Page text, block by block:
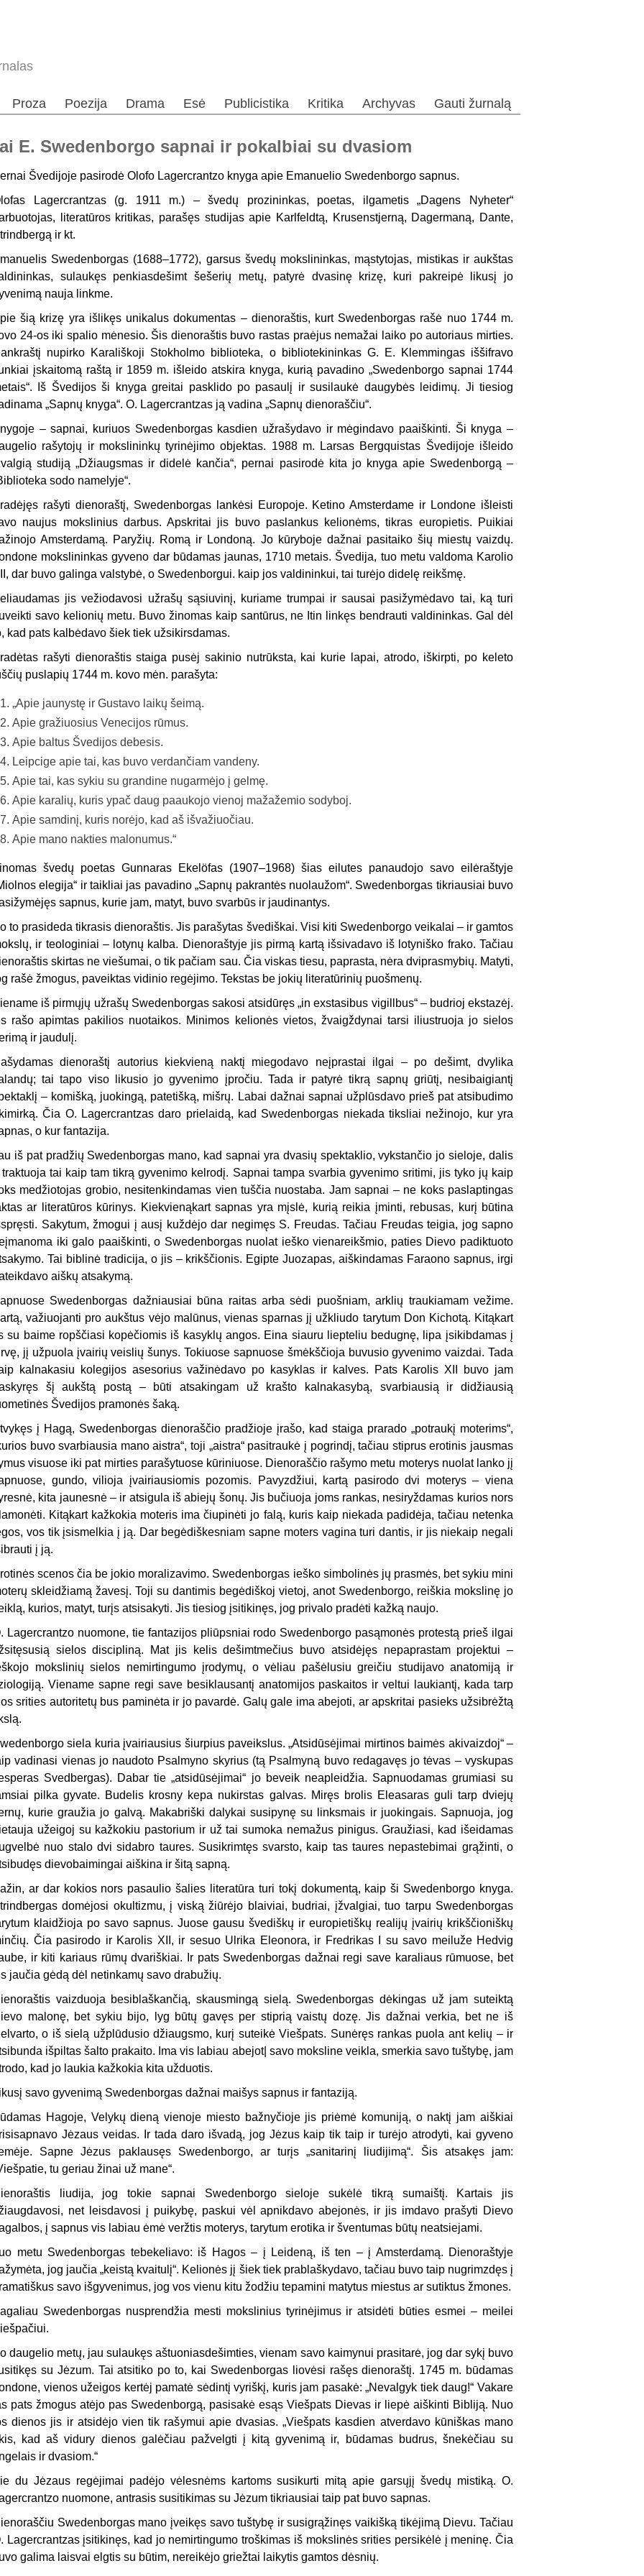
Proza Poezija Drama Esė Publicistika Kritika Archyvas Gauti žurnalą
E. Swedenborgo sapnai ir pokalbiai su dvasiom
Švedijoje pasirodė Ol ofo Lagercrantzo knyga apie Emanuelio Swedenborgo sapnus.
ofas Lagercrantzas (g. 1911 m.) – švedų prozininkas, poetas, ilga­metis „Dagens Nyheter“
literatūros kritikas, parašęs studijas apie Karlfeldtą, Krusenstjerną, Dagermaną, Dante,
ir kt.
Swedenborgas (1688–1772), garsus švedų mokslininkas, mąstytojas, mistikas ir aukštas
sulaukęs penkiasdešimt šešerių metų, patyrė dvasinę krizę, kuri pakreipė likusį jo
nauja linkme.
šią krizę yra išlikęs unikalus dokumentas – dienoraštis, kurt Swedenborgas rašė nuo 1744 m.
24-os iki spalio mėnesio. Šis dienoraštis buvo rastas praėjus nemažai laiko po autoriaus mirties.
nupir­ko Karališkoji Stokholmo biblioteka, o bibliotekininkas G. E. Klemmingas iššifravo
įskaitomą raštą ir 1859 m. išleido atskira knyga, kurią pavadino „Swedenborgo sapnai 1744
Iš Švedijos ši knyga greitai pasklido po pasaulį ir susilaukė daugybės leidimų. Ji tiesiog
„Sapnų knyga“. O. Lagercrantzas ją vadina „Sapnų dienoraščiu“.
– sapnai, kuriuos Swedenborgas kasdien užrašydavo ir mė­gindavo paaiškinti. Ši knyga –
rašytojų ir mokslininkų tyrinėjimo objektas. 1988 m. Larsas Bergquistas Švedijoje išleido
studiją „Džiaugsmas ir didelė kančia“, pernai pasirodė kita jo knyga apie Swedenborgą –
sodo namelyje“.
rašyti dienoraštį, Swedenborgas lankėsi Europoje. Ketino Amsterdame ir Londone išleisti
naujus mokslinius darbus. Apskritai jis buvo paslankus kelionėms, tikras europietis. Puikiai
Amsterdamą. Paryžių. Romą ir Londoną. Jo kūryboje dažnai pasitaiko šių miestų vaizdų.
mokslininkas gyveno dar būdamas jaunas, 1710 metais. Švedija, tuo metu valdoma Karolio
dar buvo galinga valstybė, o Swedenborgui. kaip jos valdininkui, tai turėjo didelę reikšmę.
jis vežiodavosi užrašų sąsiuvinį, kuriame trumpai ir sausai pasižymėdavo tai, ką turi
savo kelionių metu. Buvo žinomas kaip santūrus, ne Itin linkęs bendrauti valdininkas. Gal dėl
kad pats kalbėdavo šiek tiek užsikirsdamas.
rašyti dienoraštis staiga pusėj sakinio nutrūksta, kai kurie lapai, atrodo, iškirpti, po keleto
puslapių 1744 m. kovo mėn. parašyta:
„Apie jaunystę ir Gustavo laikų šeimą.
Apie gražiuosius Venecijos rūmus.
Apie baltus Švedijos debesis.
Leipcige apie tai, kas buvo verdančiam vandeny.
Apie tai, kas sykiu su grandine nugarmėjo į gelmę.
Apie karalių, kuris ypač daug paaukojo vienoj mažažemio sody­boj.
Apie samdinį, kuris norėjo, kad aš išvažiuočiau.
Apie mano nakties malonumus.“
švedų poetas Gunnaras Ekelöfas (1907–1968) šias eilutes panaudojo savo eilėraštyje
elegija“ ir taikliai jas pavadino „Sapnų pakrantės nuolaužom“. Swedenborgas tikriausiai buvo
sapnus, kurie jam, matyt, buvo svarbūs ir jaudinantys.
to prasideda tikrasis dienoraštis. Jis parašytas švediškai. Visi ki­ti Swedenborgo veikalai – ir gamtos
ir teologiniai – lotynų kalba. Dienoraštyje jis pirmą kartą išsivadavo iš lotyniško frako. Tačiau
skirtas ne viešumai, o tik pačiam sau. Čia viskas tiesu, paprasta, nėra dviprasmybių. Matyti,
rašė žmogus, paveiktas vidinio regėjimo. Tekstas be jokių literatūrinių puošmenų.
iš pirmųjų užrašų Swedenborgas sakosi atsidūręs „in exstasibus vigillbus“ – budrioj ekstazėj.
rašo apimtas pakilios nuotaikos. Minimos kelionės vietos, žvaigždynai tarsi iliustruoja jo sielos
ir jaudulį.
dienoraštį autorius kiekvieną naktį miegodavo neįpras­tai ilgai – po dešimt, dvylika
tai tapo viso likusio jo gyvenimo įpročiu. Tada ir patyrė tikrą sapnų griūtį, nesibaigiantį
– ko­mišką, juokingą, patetišką, mišrų. Labai dažnai sapnai užplūsdavo prieš pat atsibudimo
Čia O. Lagercrantzas daro prielaidą, kad Swedenborgas niekada tiksliai nežinojo, kur yra
o kur fantazija.
iš pat pradžių Swedenborgas mano, kad sapnai yra dvasių spektaklio, vykstančio jo sieloje, dalis
traktuoja tai kaip tam tikrą gy­venimo kelrodį. Sapnai tampa svarbia gyvenimo sritimi, jis tyko jų kaip
medžiotojas grobio, nesitenkindamas vien tuščia nuostaba. Jam sap­nai – ne koks paslaptingas
ar literatūros kūrinys. Kiekvienąkart sapnas yra mįslė, kurią reikia įminti, rebusas, kurį būtina
Sa­kytum, žmogui į ausį kuždėjo dar negimęs S. Freudas. Tačiau Freudas teigia, jog sapno
iki galo paaiškinti, o Swedenborgas nuolat ieško vienareikšmio, paties Dievo padiktuoto
Tai biblinė tra­dicija, o jis – krikščionis. Egipte Juozapas, aiškindamas Faraono sapnus, irgi
aiškų atsakymą.
Swedenborgas dažniausiai būna raitas arba sėdi puoš­niam, arklių traukiamam vežime.
važiuojanti pro aukštus vėjo malūnus, vienas sparnas jį užkliudo tarytum Don Kichotą. Kitąkart
su baime ropščiasi kopėčiomis iš kasyklų angos. Eina siauru liepteliu bedugnę, lipa įsikibdamas į
jį užpuola įvairių veislių šunys. Tokiuo­se sapnuose šmėkščioja buvusio gyvenimo vaizdai. Tada
kalnakasiu kolegijos asesorius važinėdavo po kasyklas ir kalves. Pats Karolis XII buvo jam
šį aukštą postą – būti atsakingam už krašto kalnakasybą, svarbiausią ir didžiausią
Švedijos pramonės šaką.
į Hagą, Swedenborgas dienoraščio pradžioje įrašo, kad staiga prarado „potraukį moterims“,
buvo svarbiausia mano aistra“, toji „aistra“ pasitraukė į pogrindį, tačiau stiprus erotinis jausmas
visuose iki pat mirties parašytuose kūriniuose. Dienoraščio rašymo me­tu moterys nuolat lanko jį
gundo, vilioja įvairiausiomis pozomis. Pavyzdžiui, kartą pasirodo dvi moterys – viena
kita jau­nesnė – ir atsigula iš abiejų šonų. Jis bučiuoja joms rankas, nesiryždamas kurios nors
Kitąkart kažkokia moteris ima čiupinėti jo falą, kuris kaip niekada padidėja, tačiau netenka
vos tik įsismelkia į ją. Dar begėdiškesniam sapne moters vagina turi dantis, ir jis niekaip negali
į ją.
scenos čia be jokio moralizavimo. Swedenborgas ieško sim­bolinės jų prasmės, bet sykiu mini
skleidžiamą žavesį. Toji su dantimis begėdiškoj vietoj, anot Swedenborgo, reiškia mokslinę jo
kurios, matyt, turįs atsisakyti. Jis tiesiog įsitikinęs, jog privalo pradėti kažką naujo.
Lagercrantzo nuomone, tie fantazijos pliūpsniai rodo Swedenborgo pasąmonės protestą prieš ilgai
sielos discipliną. Mat jis kelis dešimtmečius buvo atsidėjęs nepaprastam projektui –
mokslinių sielos nemirtingumo įrodymų, o vėliau pašėlusiu greičiu stu­dijavo anatomiją ir
Viename sapne regi save besiklausantį anatomijos paskaitos ir veltui laukiantį, kada tarp
srities autorite­tų bus paminėta ir jo pavardė. Galų gale ima abejoti, ar apskritai pasieks užsibrėžtą
siela kuria įvairiausius šiurpius paveikslus. „Atsidū­sėjimai mirtinos baimės akivaizdoj“ –
vadinasi vienas jo naudoto Psalmyno skyrius (tą Psalmyną buvo redagavęs jo tėvas – vyskupas
Svedbergas). Dabar tie „atsidūsėjimai“ jo beveik neapleidžia. Sap­nuodamas grumiasi su
pilka gyvate. Budelis krosny kepa nukirstas galvas. Miręs brolis Eleasaras guli tarp dviejų
kurie grau­žia jo galvą. Makabriški dalykai susipynę su linksmais ir juokingais. Sapnuoja, jog
užeigoj su kažkokiu pastorium ir už tai sumoka nemažus pinigus. Graužiasi, kad išeidamas
nuo stalo dvi si­dabro taures. Susikrimtęs svarsto, kaip tas taures nepastebimai grąžinti, o
dievobaimingai aiškina ir šitą sapną.
ar dar kokios nors pasaulio šalies literatūra turi tokį doku­mentą, kaip ši Swedenborgo knyga.
domėjosi okultizmu, į viską žiūrėjo blaiviai, budriai, įžvalgiai, tuo tarpu Swedenborgas
klaidžioja po savo sapnus. Juose gausu švediškų ir europietiškų realijų įvairių krikščioniškų
Čia pasirodo ir Karolis XII, ir sesuo Ulrika Eleonora, ir Fredrikas I su savo meiluže Hedvig
ir kiti ka­riaus rūmų dvariškiai. Ir pats Swedenborgas dažnai regi save karaliaus rūmuose, bet
jaučia gėdą dėl netinkamų savo drabužių.
vaizduoja besiblaškančią, skausmingą sielą. Swedenborgas dėkingas už jam suteiktą
malonę, bet sykiu bijo, lyg būtų gavęs per stiprią vaistų dozę. Jis dažnai verkia, bet ne iš
o iš sielą užplūdusio džiaugsmo, kurį suteikė Viešpats. Sunėręs rankas puola ant kelių – ir
išpiltas šalto prakaito. Ima vis labiau abejot| savo moksline veikla, smerkia savo tuštybę, jam
kad jo laukia kažkokia kita užduotis.
savo gyvenimą Swedenborgas dažnai maišys sapnus ir fantaziją.
Hagoje, Velykų dieną vienoje miesto bažnyčioje jis priėmė komuniją, o naktį jam aiškiai
Jėzaus veidas. Ir tada daro išvadą, jog Jėzus kaip tik taip ir turėjo atrodyti, kai gyveno
Sapne Jėzus paklausęs Swedenborgo, ar turįs „sanitarinį liudijimą“. Šis atsakęs jam:
tu geriau žinai už mane“.
liudija, jog tokie sapnai Swedenborgo sieloje sukėlė tik­rą sumaištį. Kartais jis
net leisdavosi į puikybę, paskui vėl apnikdavo abejonės, ir jis imdavo prašyti Dievo
į sapnus vis la­biau ėmė veržtis moterys, tarytum erotika ir šventumas būtų neatsiejami.
metu Swedenborgas tebekeliavo: iš Hagos – į Leideną, iš ten – į Amsterdamą. Dienoraštyje
jog jaučia „keistą kvaitulį“. Ke­lionės jį šiek tiek prablaškydavo, tačiau buvo taip nugrimzdęs į
savo išgyvenimus, jog vos vienu kitu žodžiu tepamini ma­tytus miestus ar sutiktus žmones.
Swedenborgas nusprendžia mesti mokslinius tyrinėjimus ir atsidėti būties esmei – meilei
daugelio metų, jau sulaukęs aštuoniasdešimties, vienam savo kai­mynui prasitarė, jog dar sykį buvo
su Jėzum. Tai atsitiko po to, kai Swedenborgas liovėsi rašęs dienoraštį. 1745 m. būdamas
vienos užeigos kertėj pamatė sėdintį vyriškį, kuris jam pasakė: „Nevalgyk tiek daug!“ Vakare
pats žmogus atėjo pas Swedenborgą, pasisakė esąs Viešpats Dievas ir liepė aiškinti Bibliją. Nuo
dienos jis ir atsidėjo vien tik rašymui apie dvasias. „Viešpats kasdien atverdavo kū­niškas mano
kad aš vidury dienos galėčiau pažvelgti į kitą gyvenimą ir, būdamas budrus, šnekėčiau su
ir dvasiom.“
du Jėzaus regėjimai padėjo vėlesnėms kartoms susikurti mitą apie garsųjį švedų mistiką. O.
nuomone, antrasis susitikimas su Jėzum tikriausiai taip pat buvo sapnas.
Swedenborgas mano įveikęs savo tuštybę ir susigrąžinęs vaikišką tikėjimą Dievu. Tačiau
Lagercrantzas įsitikinęs, kad jo nemir­tingumo troškimas iš mokslinės srities persikėlė į meninę. Čia
galima laisvai elgtis su būtim, nereikėjo griežtai laikytis gamtos dėsnių.